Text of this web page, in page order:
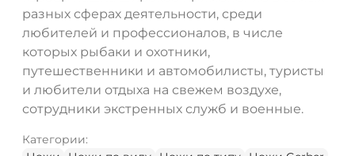
разных сферах деятельности, среди
любителей и профессионалов, в числе
которых рыбаки и охотники,
путешественники и автомобилисты, туристы
и любители отдыха на свежем воздухе,
сотрудники экстренных служб и военные.
Категории: